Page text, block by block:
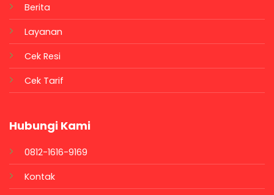
Berita
Layanan
Cek Resi
Cek Tarif
Hubungi Kami
0812-1616-9169
Kontak